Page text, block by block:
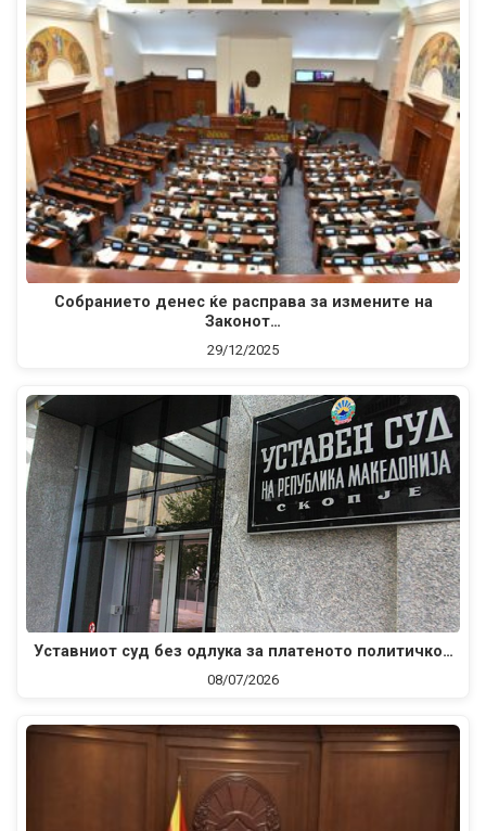
Собранието денес ќе расправа за измените на
Законот…
29/12/2025
Уставниот суд без одлука за платеното политичко…
08/07/2026